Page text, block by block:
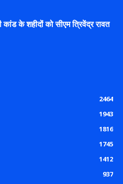
कांड के शहीदों को सीएम त्रिवेंद्र रावत
2464
1943
1816
1745
1412
937